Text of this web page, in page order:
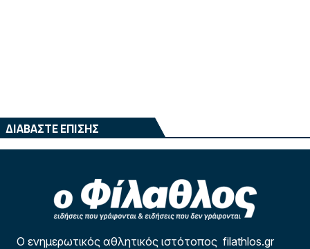
ΔΙΑΒΑΣΤΕ ΕΠΙΣΗΣ
Ο ενημερωτικός αθλητικός ιστότοπος filathlos.gr